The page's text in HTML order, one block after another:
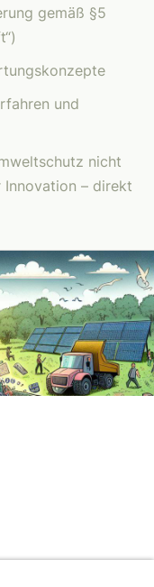
gemäß §5
und
nicht
Innovation – direkt